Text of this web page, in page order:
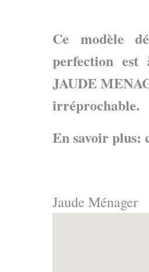
Ce modèle
perfection est
JAUDE
irréprochable.
En savoir plus:
Jaude Ménager